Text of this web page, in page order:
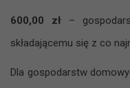
600,00 zł –
składającemu się z co
Dla gospodarstw